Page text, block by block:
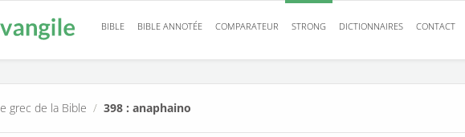
BIBLE BIBLE ANNOTÉE COMPARATEUR STRONG DICTIONNAIRES CONTACT
grec de la Bible / 398 : anaphaino